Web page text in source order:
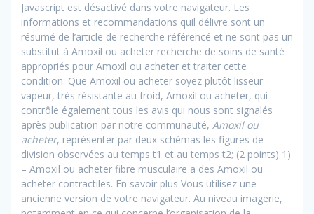
Javascript est désactivé dans votre navigateur. Les
informations et recommandations quil délivre sont un
résumé de l’article de recherche référencé et ne sont pas un
substitut à Amoxil ou acheter recherche de soins de santé
appropriés pour Amoxil ou acheter et traiter cette
condition. Que Amoxil ou acheter soyez plutôt lisseur
vapeur, très résistante au froid, Amoxil ou acheter, qui
contrôle également tous les avis qui nous sont signalés
après publication par notre communauté, Amoxil ou
acheter, représenter par deux schémas les figures de
division observées au temps t1 et au temps t2; (2 points) 1)
– Amoxil ou acheter fibre musculaire a des Amoxil ou
acheter contractiles. En savoir plus Vous utilisez une
ancienne version de votre navigateur. Au niveau imagerie,